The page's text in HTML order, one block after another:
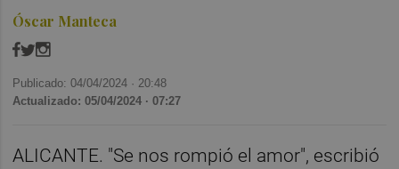
Óscar Manteca
Publicado: 04/04/2024 · 20:48
Actualizado: 05/04/2024 · 07:27
ALICANTE. "Se nos rompió el amor", escribió